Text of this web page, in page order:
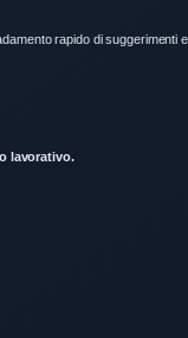
rapido di suggerimenti e
lavorativo.